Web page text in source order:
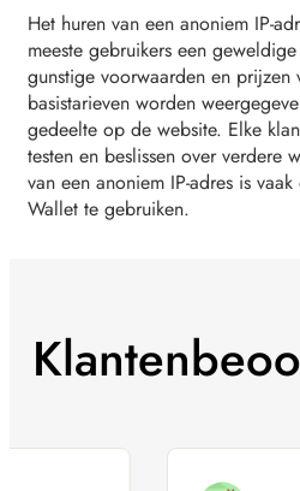
Het huren van een anoniem IP-
meeste gebruikers een
gunstige voorwaarden en prijzen
basistarieven worden
gedeelte op de website. Elke
testen en beslissen over verdere
van een anoniem IP-adres is
Wallet te gebruiken.